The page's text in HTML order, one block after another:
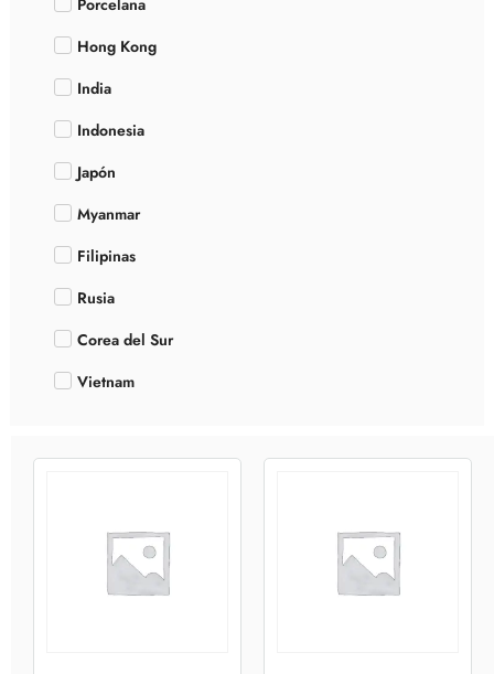
Porcelana
Hong Kong
India
Indonesia
Japón
Myanmar
Filipinas
Rusia
Corea del Sur
Vietnam